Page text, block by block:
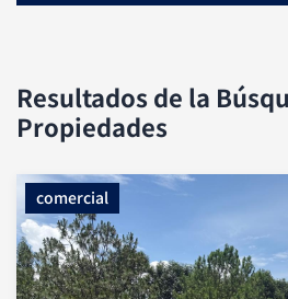
Resultados de la
Propiedades
comercial